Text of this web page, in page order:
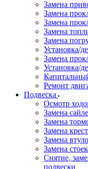
Замена
Замена
Замена
Замена
Замена
Установка/
Замена
Установка/
Ремонт
Подвеска
Осмотр
Замена
Замена
Замена
Замена
Замена
Снятие,
подвески